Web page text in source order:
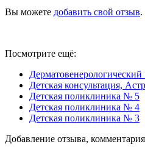
Вы можете добавить свой отзыв.
Посмотрите ещё:
Дерматовенерологический
Детская консультация,
Детская поликлиника № 5
Детская поликлиника № 4
Детская поликлиника № 3
Добавление отзыва,